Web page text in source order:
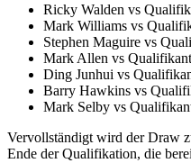
Ricky Walden vs
Mark Williams vs
Stephen Maguire vs
Mark Allen vs Qualifikant
Ding Junhui vs
Barry Hawkins vs
Mark Selby vs
Vervollständigt wird der Draw
Ende der Qualifikation, die